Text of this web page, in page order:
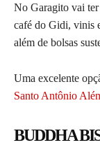
No Garagito vai ter
café do Gidi, vinis
além de bolsas
Uma excelente
Santo Antônio
BUDDHA